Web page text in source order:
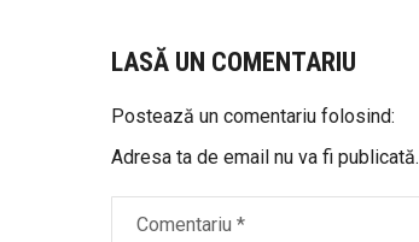
LASĂ UN COMENTARIU
Postează un comentariu folosind:
Adresa ta de email nu va fi publicată.